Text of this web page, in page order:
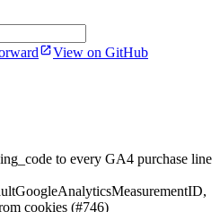
View on GitHub
to every GA4 purchase line
cookies (#746)